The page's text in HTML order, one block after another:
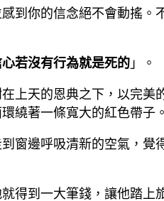
到你的信念絕不會動搖
心若沒有行為就是死的 」。
上天的恩典之下，以完
繞著一條寬大的紅色帶
窗邊呼吸清新的空氣，
得到一大筆錢，讓他踏